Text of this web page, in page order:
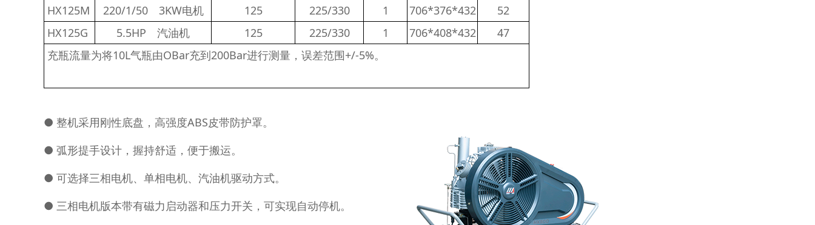
HX125M
220/1/50 3KW电机 125 225/330 1 706*376*432
52
HX125G
5.5HP 汽油机 125 225/330 1 706*408*432
47
充瓶流量为将10L气瓶由OBar充到200Bar进行测量，误差范围+/-5%。
● 整机采用刚性底盘，高强度ABS皮带防护罩。
● 弧形提手设计，握持舒适，便于搬运。
● 可选择三相电机、单相电机、汽油机驱动方式。
● 三相电机版本带有磁力启动器和压力开关，可实现自动停机。